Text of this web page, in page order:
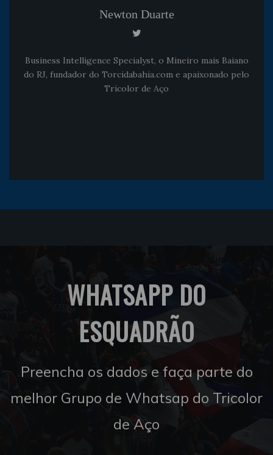
Newton Duarte
Business Intelligence Specialyst, o Mineiro mais Baiano
do RJ, fundador do Torcidabahia.com e apaixonado pelo
Tricolor de Aço
WHATSAPP DO
ESQUADRÃO
Preencha os dados e faça parte do
melhor Grupo de Whatsap do Tricolor
de Aço